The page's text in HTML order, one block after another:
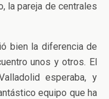
la pareja de centrales
bien la diferencia de
unos y otros. El
esperaba, y
equipo que ha